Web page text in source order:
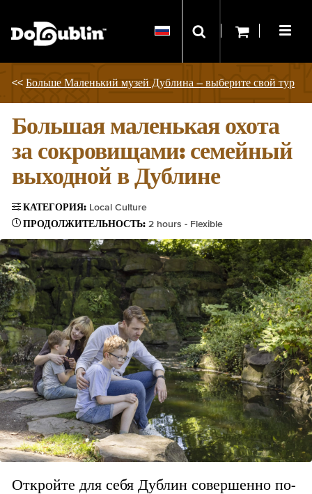
<< Больше Маленький музей Дублина – выберите свой тур
Большая маленькая охота
за сокровищами: семейный
выходной в Дублине
КАТЕГОРИЯ: Local Culture
ПРОДОЛЖИТЕЛЬНОСТЬ: 2 hours - Flexible
Откройте для себя Дублин совершенно по-